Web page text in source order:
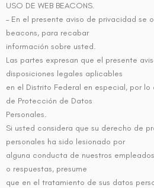
USO DE WEB BEACONS.
– En el presente aviso de privacidad se
beacons, para recabar
información sobre usted.
Las partes expresan que el presente
disposiciones legales aplicables
en el Distrito Federal en especial, por lo
de Protección de Datos
Personales.
Si usted considera que su derecho de
personales ha sido lesionado por
alguna conducta de nuestros
o respuestas, presume
que en el tratamiento de sus datos